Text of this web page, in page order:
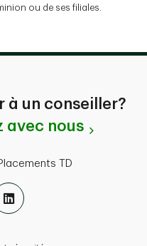
ou de ses filiales.
à un conseiller?
avec nous
TD